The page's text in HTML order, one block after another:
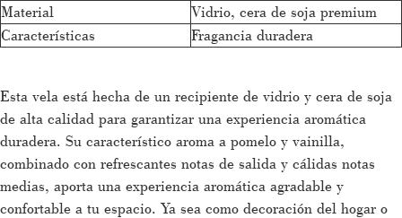
Material
Vidrio, cera de soja premium
Características
Fragancia duradera
Esta vela está hecha de un recipiente de vidrio y cera de soja
de alta calidad para garantizar una experiencia aromática
duradera. Su característico aroma a pomelo y vainilla,
combinado con refrescantes notas de salida y cálidas notas
medias, aporta una experiencia aromática agradable y
confortable a tu espacio. Ya sea como decoración del hogar o